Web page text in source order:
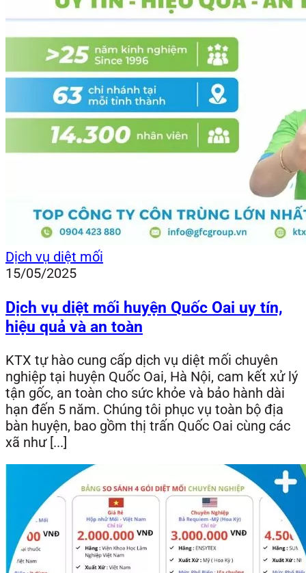
Dịch vụ diệt mối
15/05/2025
Dịch vụ diệt mối huyện Quốc Oai uy tín,
hiệu quả và an toàn
KTX tự hào cung cấp dịch vụ diệt mối chuyên
nghiệp tại huyện Quốc Oai, Hà Nội, cam kết xử lý
tận gốc, an toàn cho sức khỏe và bảo hành dài
hạn đến 5 năm. Chúng tôi phục vụ toàn bộ địa
bàn huyện, bao gồm thị trấn Quốc Oai cùng các
xã như [...]